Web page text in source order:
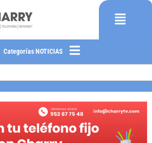
Categorías NOTICIAS